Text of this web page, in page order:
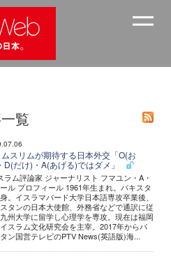
覧
スリムが期待する日本外交「O(お
D(だけ)・A(あげる)ではダメ」
ラム評論家 ジャーナリスト フマユン・A・
ル プロフィール 1961年生まれ。パキスタ
。イスラマバード大学日本語専攻卒業後、
タンの日本大使館、外務省などで通訳に従
州大学に留学し心理学を専攻。現在は福岡
スラム文化研究会を主宰。2017年からパ
ン国営テレビのPTV News(英語版)海...